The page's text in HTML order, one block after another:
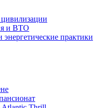
и ВТО
практики